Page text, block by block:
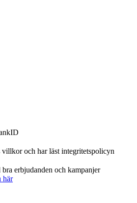
villkoroch har läst integritetspolicyn
erbjudanden och kampanjer
här